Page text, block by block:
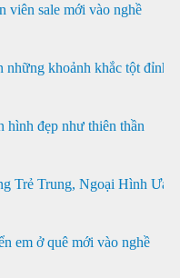
viên sale mới vào nghề
khoảnh khắc tột đỉnh
hình đẹp như thiên thần
Trẻ Trung, Ngoại Hình Ưa
em ở quê mới vào nghề